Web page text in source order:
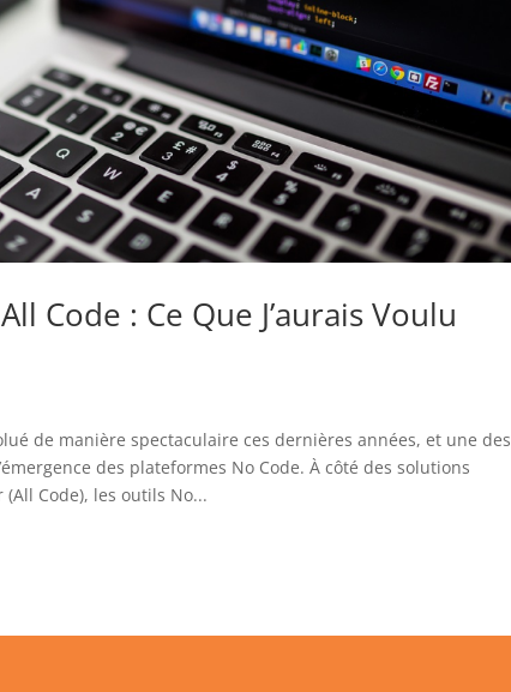
Code : Ce Que J’aurais Voulu
de manière spectaculaire ces dernières années, et une des
des plateformes No Code. À côté des solutions
Code), les outils No...